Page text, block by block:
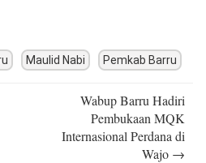
Maulid Nabi Pemkab Barru
Wabup Barru Hadiri
Pembukaan MQK
Internasional Perdana di
Wajo →